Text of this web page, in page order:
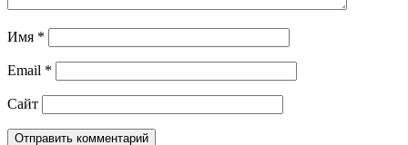
Имя *
Email *
Сайт